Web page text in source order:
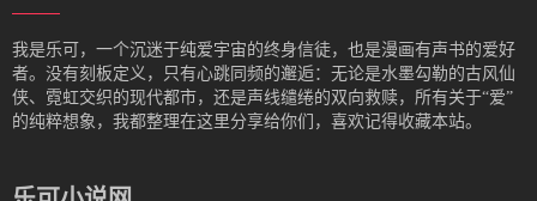
我是‌乐可，一个沉迷于纯爱宇宙的终身信徒，也是漫画有声书的爱好
者。没有刻板定义，只有心跳同频的邂逅：无论是水墨勾勒的古风仙
侠、霓虹交织的现代都市，还是声线缱绻的双向救赎，所有关于“爱”
的纯粹想象，我都整理在这里分享给你们，喜欢记得收藏本站。